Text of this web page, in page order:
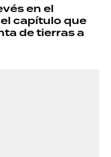
en el
capítulo que
de tierras a